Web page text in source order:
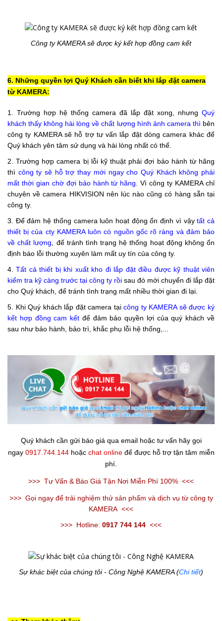
Công ty KAMERA sẽ được ký kết hợp đồng cam kết
6. Những quyền lợi Quý Khách cần biết khi lắp đặt camera
từ KAMERA:
1. Trường hợp hệ thống camera đã lắp đặt xong, nhưng Quý
khách thấy không hài lòng về chất lượng hình ảnh camera thì bên
công ty KAMERA sẽ hỗ trợ tư vấn lắp đặt dòng camera khác để
Quý khách yên tâm sử dụng và hài lòng nhất có thể.
2. Trường hợp camera bị lỗi kỹ thuật phải đợi bảo hành từ hãng
thì công ty sẽ hỗ trợ thay mới ngay cho Quý Khách không phải
mất thời gian chờ đợi bảo hành từ hãng . Vì công ty KAMERA chỉ
chuyên về camera HIKVISION nên lúc nào cũng có hàng sẵn tại
công ty.
3. Để đảm hệ thống camera luôn hoạt động ổn định vì vậytất cả
thiết bị của cty KAMERA luôn có nguồn gốc rõ ràng và đảm bảo
về chất lượng , để tránh tình trạng hệ thống hoạt động không ổn
định báo lỗi thường xuyên làm mất uy tín của công ty.
4.Tất cả thiết bị khi xuất kho đi lắp đặt điều được kỹ thuật viên
kiểm tra kỹ càng trước tại công ty rồi sau đó mới chuyển đi lắp đặt
cho Quý khách, để tránh tình trạng mất nhiều thời gian đi lại.
5. Khi Quý khách lắp đặt camera tạicông ty KAMERA sẽ được ký
kết hợp đồngcam kết để đảm bảo quyền lợi của quý khách về
sau như bảo hành, bảo trì, khắc phụ lỗi hệ thống,...
Quý khách cần gửi báo giá qua email hoặc tư vấn hãy gọi
ngay 0917.744.144 hoặc chat online để được hỗ trợ tận tâm miễn
phí.
>>> Tư Vấn & Báo Giá Tận Nơi Miễn Phí 100% <<<
>>> Gọi ngay để trải nghiệm thử sản phẩm và dịch vụ từ công ty
KAMERA <<<
>>> Hotline: 0917 744 144 <<<
Sự khác biệt của chúng tôi - Công Nghệ KAMERA (Chi tiết)